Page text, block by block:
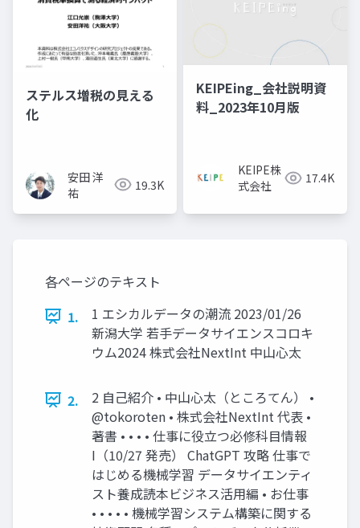
ステルス増税の見える
化
安田 洋
祐
19.3K
KEIPEing_会社説明資
料_2023年10月版
KEIPE株
式会社
17.4K
各ページのテキスト
1.
1 エシカルデータの潮流 2023/01/26
新潟大学 若手データサイエンスコロキ
ウム2024 株式会社NextInt 中山心太
2.
2 自己紹介 • 中山心太（ところてん） •
@tokoroten • 株式会社NextInt 代表 •
著書 • • • • 仕事に役立つ必修科目情報
I（10/27 発売） ChatGPT 攻略 仕事で
はじめる機械学習 データサイエンティ
スト養成読本ビジネス活用編 • お仕事
• • • • • 機械学習システム構築に関する